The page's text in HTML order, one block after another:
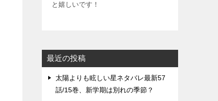
と嬉しいです！
最近の投稿
太陽よりも眩しい星ネタバレ最新57
話/15巻、新学期は別れの季節？